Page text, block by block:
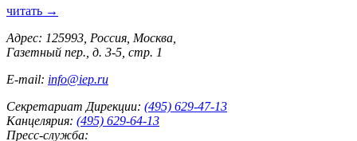
читать →
Адрес: 125993, Россия, Москва,
Газетный пер., д. 3-5, стр. 1
E-mail: info@iep.ru
Секретариат Дирекции: (495) 629-47-13
Канцелярия: (495) 629-64-13
Пресс-служба: